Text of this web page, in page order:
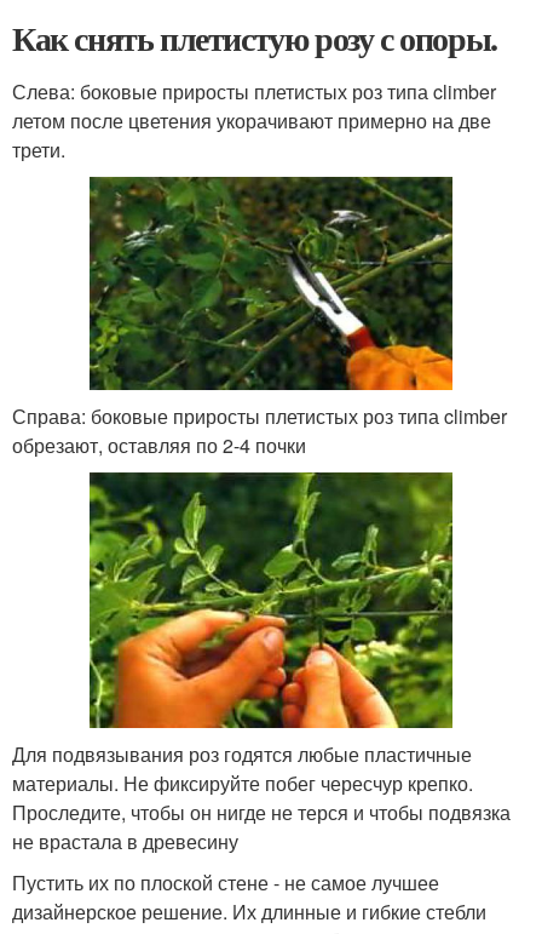
Как снять плетистую розу с опоры.
Слева: боковые приросты плетистых роз типа climber
летом после цветения укорачивают примерно на две
трети.
Справа: боковые приросты плетистых роз типа climber
обрезают, оставляя по 2-4 почки
Для подвязывания роз годятся любые пластичные
материалы. Не фиксируйте побег чересчур крепко.
Проследите, чтобы он нигде не терся и чтобы подвязка
не врастала в древесину
Пустить их по плоской стене - не самое лучшее
дизайнерское решение. Их длинные и гибкие стебли